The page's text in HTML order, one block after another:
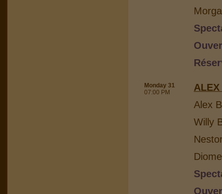
Monday 31
07:00 PM
Alex
Willy